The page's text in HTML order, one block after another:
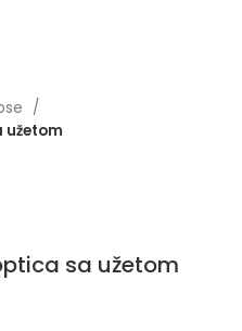
užetom
sa užetom